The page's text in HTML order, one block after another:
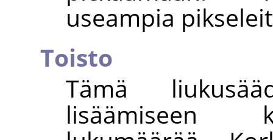
useampia
Toisto
Tämä
lisäämiseen